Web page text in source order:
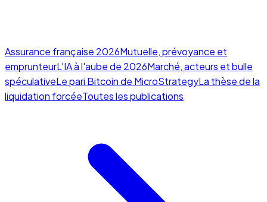
Assurance française 2026Mutuelle, prévoyance et
emprunteurL'IA à l'aube de 2026Marché, acteurs et bulle
spéculativeLe pari Bitcoin de MicroStrategyLa thèse de la
liquidation forcéeToutes les publications